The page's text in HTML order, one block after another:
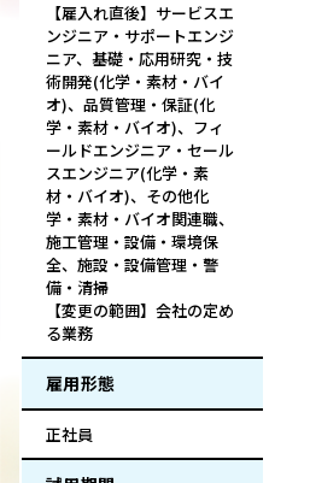
【雇入れ直後】サービスエ
ンジニア・サポートエンジ
ニア、基礎・応用研究・技
術開発(化学・素材・バイ
オ)、品質管理・保証(化
学・素材・バイオ)、フィ
ールドエンジニア・セール
スエンジニア(化学・素
材・バイオ)、その他化
学・素材・バイオ関連職、
施工管理・設備・環境保
全、施設・設備管理・警
備・清掃
【変更の範囲】会社の定め
る業務
雇用形態
正社員